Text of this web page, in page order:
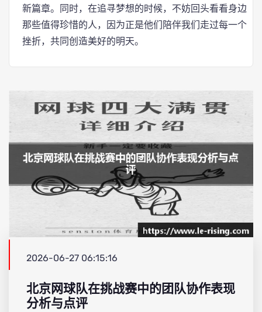
新篇章。同时，在追寻梦想的时候，不妨回头看看身边
那些值得珍惜的人，因为正是他们陪伴我们走过每一个
挫折，共同创造美好的明天。
2026-06-27 06:15:16
北京网球队在挑战赛中的团队协作表现
分析与点评